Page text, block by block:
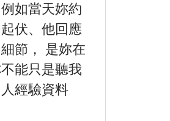
如當天妳約
伏、他回應
節， 是妳在
能只是聽我
經驗資料